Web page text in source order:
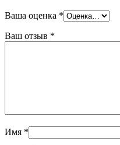
Ваша оценка *
Ваш отзыв *
Имя *